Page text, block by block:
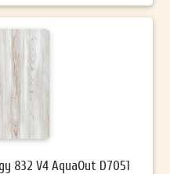
832 V4 AquaOut D7051